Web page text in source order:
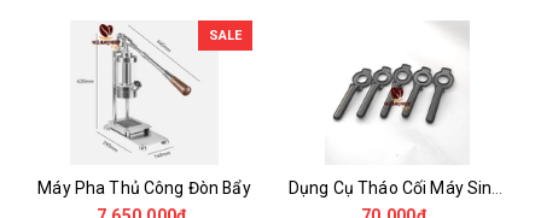
SALE
Máy Pha Thủ Công Đòn Bẩy